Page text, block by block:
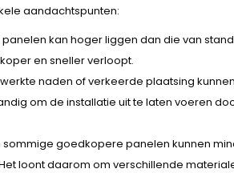
aandachtspunten:
kan hoger liggen dan die van
en sneller verloopt.
naden of verkeerde plaatsing
om de installatie uit te laten voeren
sommige goedkopere panelen kunnen
loont daarom om verschillende